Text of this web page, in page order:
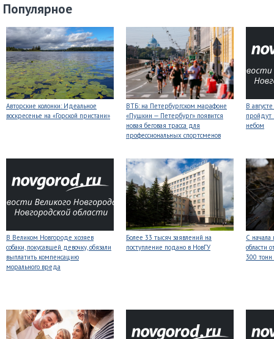
Популярное
Авторские колонки: Идеальное
воскресенье на «Горской пристани»
ВТБ: на Петербургском марафоне
«Пушкин — Петербург» появится
новая беговая трасса для
профессиональных спортсменов
В
небом
В Великом Новгороде хозяев
собаки, покусавшей девочку, обязали
выплатить компенсацию
морального вреда
Более 33 тысяч заявлений на
поступление подано в НовГУ
С начала
области
300